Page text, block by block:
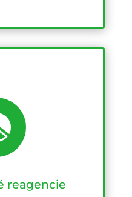
reagencie